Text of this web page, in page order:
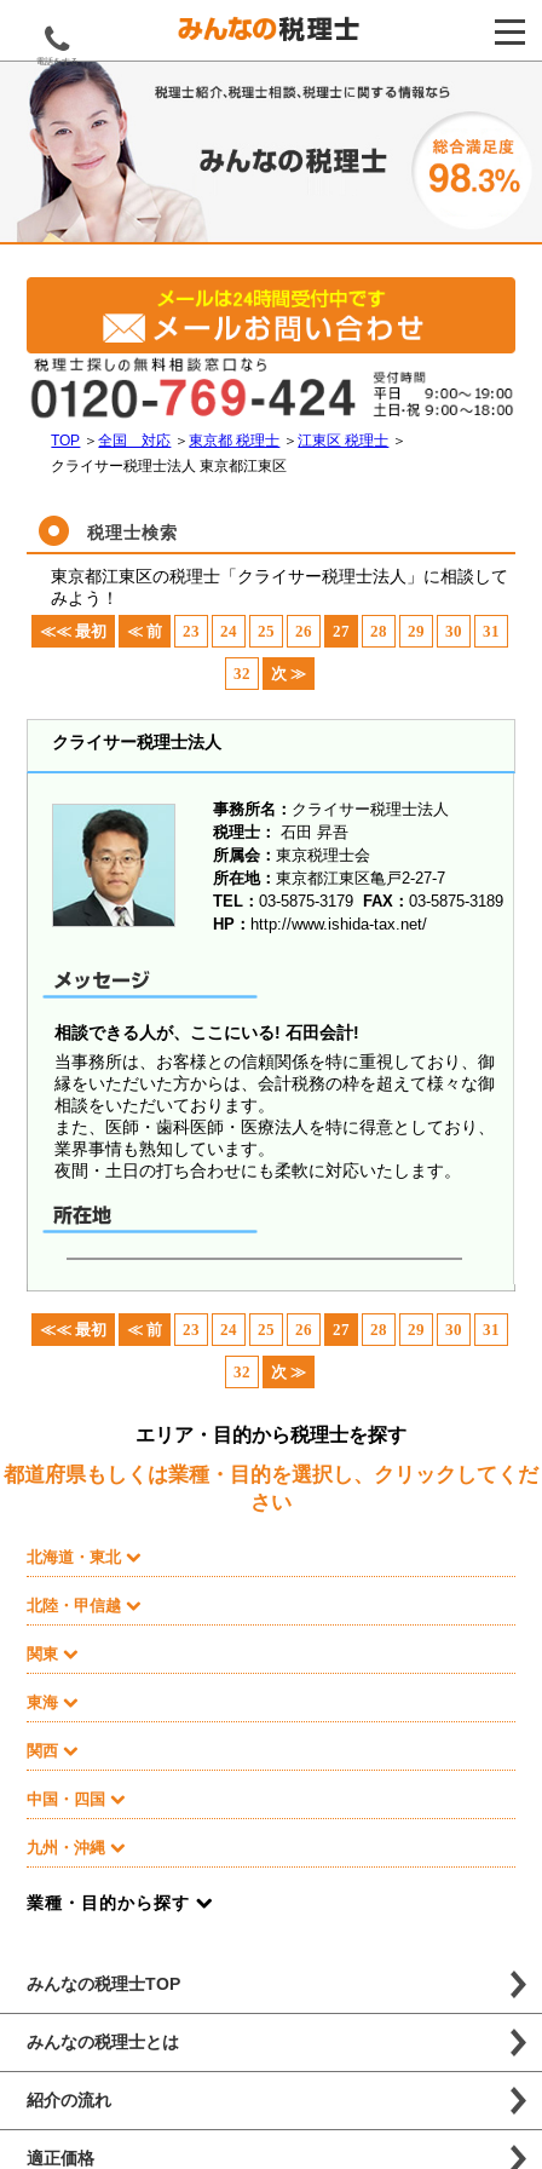
電話をする
TOP ＞全国 対応 ＞東京都 税理士 ＞江東区 税理士 ＞
クライサー税理士法人 東京都江東区
税理士検索
東京都江東区の税理士「クライサー税理士法人」に相談して
みよう！
≪≪ 最初 ≪ 前 23 24 25 26 27 28 29 30 31
32 次 ≫
クライサー税理士法人
事務所名： クライサー税理士法人
税理士： 石田 昇吾
所属会： 東京税理士会
所在地： 東京都江東区亀戸2-27-7
TEL： 03-5875-3179 FAX： 03-5875-3189
HP： http://www.ishida-tax.net/
相談できる人が、ここにいる! 石田会計!
当事務所は、お客様との信頼関係を特に重視しており、御
縁をいただいた方からは、会計税務の枠を超えて様々な御
相談をいただいております。
また、医師・歯科医師・医療法人を特に得意としており、
業界事情も熟知しています。
夜間・土日の打ち合わせにも柔軟に対応いたします。
≪≪ 最初 ≪ 前 23 24 25 26 27 28 29 30 31
32 次 ≫
エリア・目的から税理士を探す
都道府県もしくは業種・目的を選択し、クリックしてくだ
さい
北海道・東北
北陸・甲信越
関東
東海
関西
中国・四国
九州・沖縄
業種・目的から探す
みんなの税理士TOP
みんなの税理士とは
紹介の流れ
適正価格